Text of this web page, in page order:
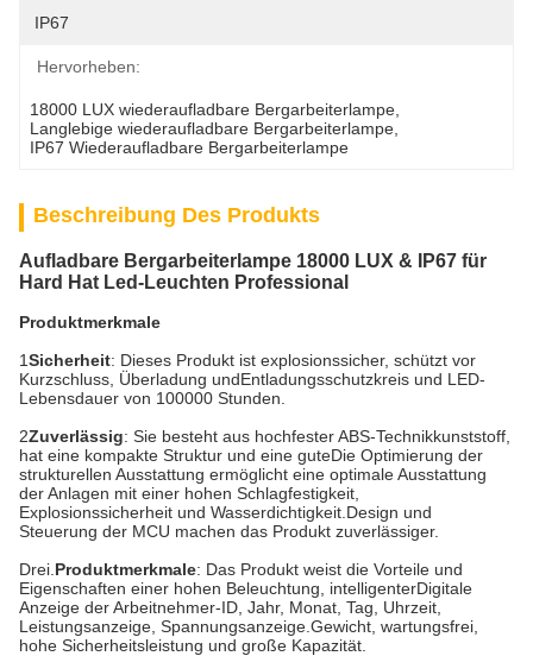
IP67
Hervorheben:
18000 LUX wiederaufladbare Bergarbeiterlampe
Langlebige wiederaufladbare Bergarbeiterlampe
IP67 Wiederaufladbare Bergarbeiterlampe
Beschreibung Des Produkts
Aufladbare Bergarbeiterlampe 18000 LUX & IP67 für
Hard Hat Led-Leuchten Professional
Produktmerkmale
1Sicherheit: Dieses Produkt ist explosionssicher, schützt vor
Kurzschluss, Überladung undEntladungsschutzkreis und LED-
Lebensdauer von 100000 Stunden.
2Zuverlässig: Sie besteht aus hochfester ABS-Technikkunststoff,
hat eine kompakte Struktur und eine guteDie Optimierung der
strukturellen Ausstattung ermöglicht eine optimale Ausstattung
der Anlagen mit einer hohen Schlagfestigkeit,
Explosionssicherheit und Wasserdichtigkeit. Design und
Steuerung der MCU machen das Produkt zuverlässiger.
Drei. Produktmerkmale: Das Produkt weist die Vorteile und
Eigenschaften einer hohen Beleuchtung, intelligenterDigitale
Anzeige der Arbeitnehmer-ID, Jahr, Monat, Tag, Uhrzeit,
Leistungsanzeige, Spannungsanzeige. Gewicht, wartungsfrei,
hohe Sicherheitsleistung und große Kapazität.